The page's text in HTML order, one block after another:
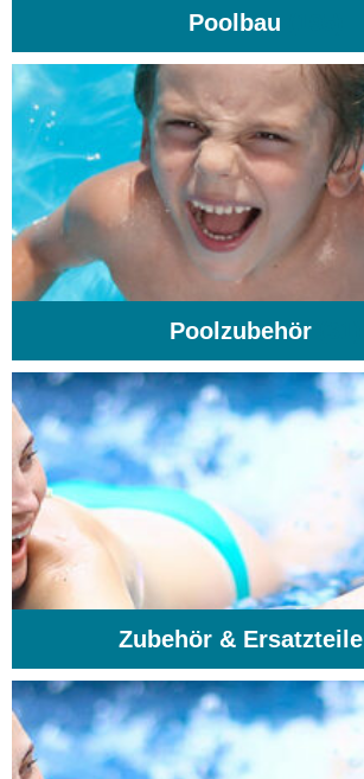
Poolbau
Poolzubehör
Zubehör & Ersatzteile